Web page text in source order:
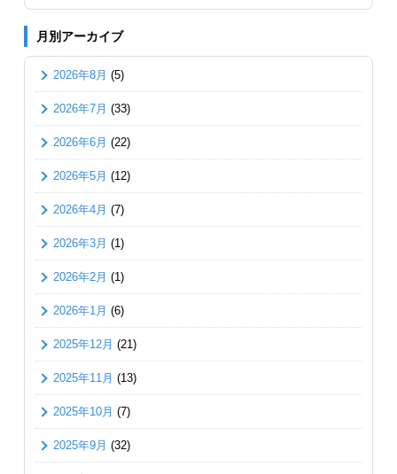
月別アーカイブ
2026年8月 (5)
2026年7月 (33)
2026年6月 (22)
2026年5月 (12)
2026年4月 (7)
2026年3月 (1)
2026年2月 (1)
2026年1月 (6)
2025年12月 (21)
2025年11月 (13)
2025年10月 (7)
2025年9月 (32)